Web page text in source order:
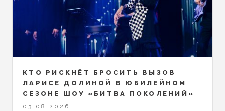
КТО РИСКНЁТ БРОСИТЬ ВЫЗОВ
ЛАРИСЕ ДОЛИНОЙ В ЮБИЛЕЙНОМ
СЕЗОНЕ ШОУ «БИТВА ПОКОЛЕНИЙ»
03.08.2026